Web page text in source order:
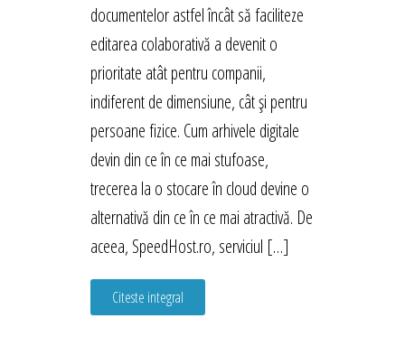
documentelor astfel încât să faciliteze
editarea colaborativă a devenit o
prioritate atât pentru companii,
indiferent de dimensiune, cât și pentru
persoane fizice. Cum arhivele digitale
devin din ce în ce mai stufoase,
trecerea la o stocare în cloud devine o
alternativă din ce în ce mai atractivă. De
aceea, SpeedHost.ro, serviciul […]
Citeste integral